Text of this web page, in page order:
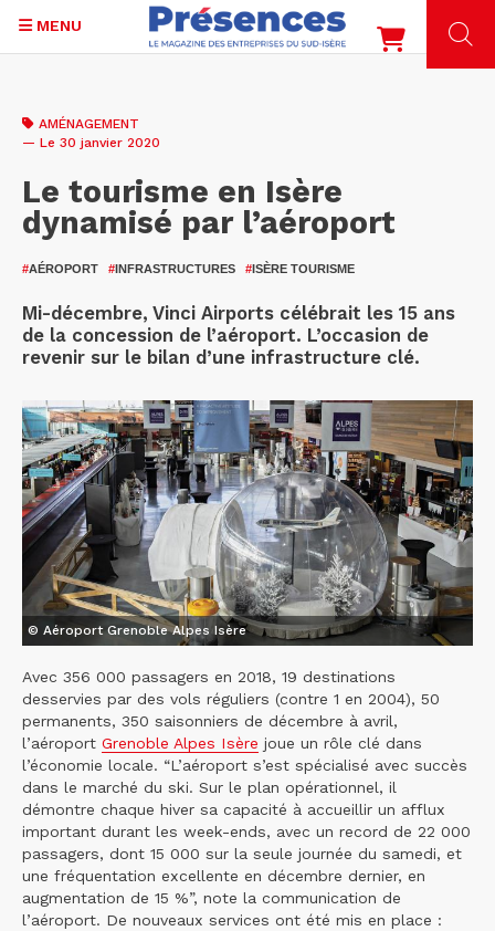
contenu
MENU
AMÉNAGEMENT
— Le 30 janvier 2020
Le tourisme en Isère
dynamisé par l’aéroport
#AÉROPORT #INFRASTRUCTURES #ISÈRE TOURISME
Mi-décembre, Vinci Airports célébrait les 15 ans
de la concession de l’aéroport. L’occasion de
revenir sur le bilan d’une infrastructure clé.
© Aéroport Grenoble Alpes Isère
Avec 356 000 passagers en 2018, 19 destinations
desservies par des vols réguliers (contre 1 en 2004), 50
permanents, 350 saisonniers de décembre à avril,
l’aéroport Grenoble Alpes Isère joue un rôle clé dans
l’économie locale. “L’aéroport s’est spécialisé avec succès
dans le marché du ski. Sur le plan opérationnel, il
démontre chaque hiver sa capacité à accueillir un afflux
important durant les week-ends, avec un record de 22 000
passagers, dont 15 000 sur la seule journée du samedi, et
une fréquentation excellente en décembre dernier, en
augmentation de 15 %”, note la communication de
l’aéroport. De nouveaux services ont été mis en place :